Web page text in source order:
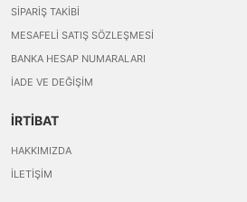
SIPARIŞ TAKIBI
MESAFELI SATIŞ SÖZLEŞMESI
BANKA HESAP NUMARALARI
İADE VE DEĞIŞIM
İRTİBAT
HAKKIMIZDA
İLETIŞIM